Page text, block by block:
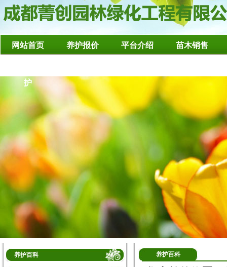
网站首页 养护报价 平台介绍 苗木销售
护
养护百科 养护百科